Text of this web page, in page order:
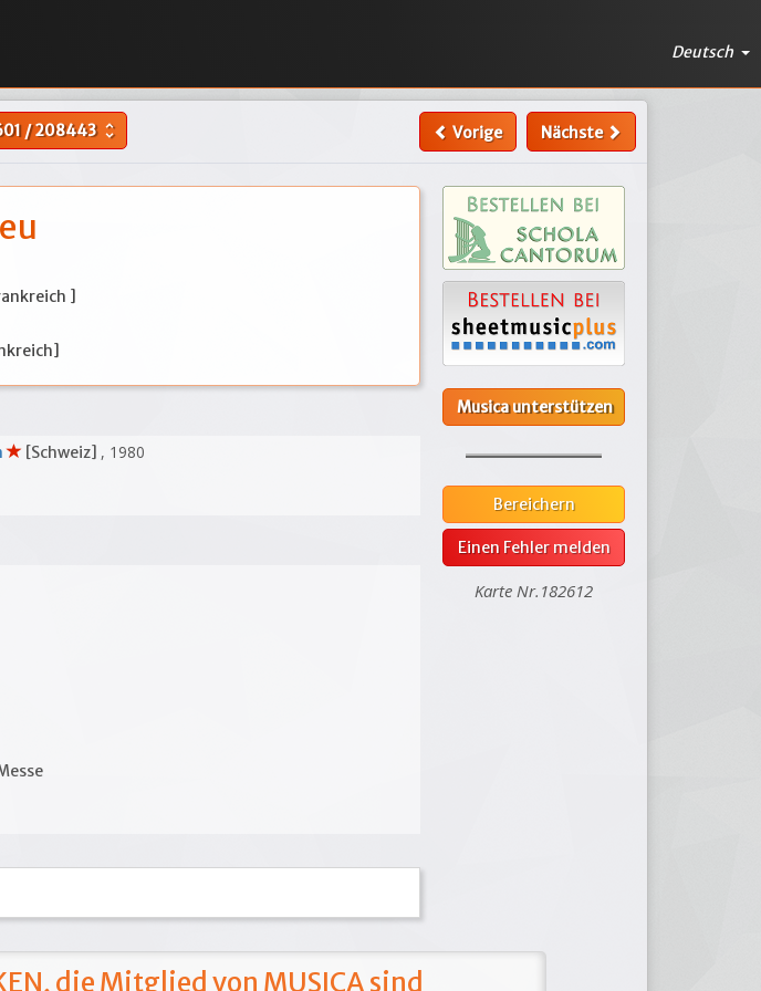
Deutsch
/208443 unfold_more Vorige Nächste
]
[Schweiz] , 1980
Musica unterstützen
Bereichern
Einen Fehler melden
Karte Nr.182612
die Mitglied von MUSICA sind